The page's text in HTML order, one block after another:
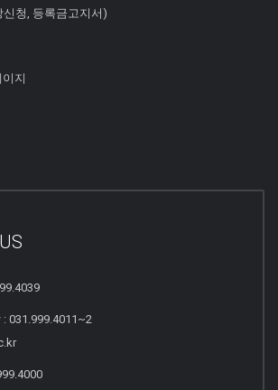
청, 등록금고지서)
지
031.999.4011~2